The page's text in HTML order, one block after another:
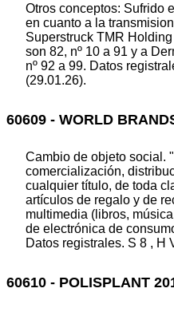
Otros conceptos: Sufrido
en cuanto a la
Superstruck TMR
son 82, nº 10 a 91 y a
nº 92 a 99. Datos
(29.01.26).
60609 - WORLD
Cambio de objeto social.
comercialización,
cualquier título, de toda
artículos de regalo y de
multimedia (libros,
de electrónica de
Datos registrales. S 8 , H
60610 - POLISPLANT